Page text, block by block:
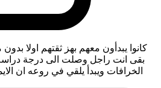
كانوا يبدأون معهم بهز ثقتهم اولا
بقى انت راجل وصلت الى درجة دراسة
الخرافات ويبدأ يلقي في روعه ان